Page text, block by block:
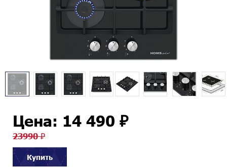
Цена: 14 490 ₽
23990 ₽
Купить